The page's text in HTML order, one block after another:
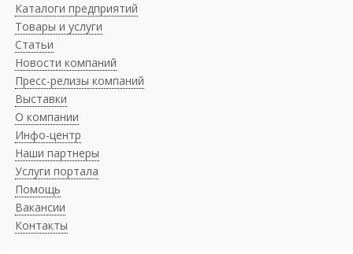
Каталоги предприятий
Товары и услуги
Статьи
Новости компаний
Пресс-релизы компаний
Выставки
О компании
Инфо-центр
Наши партнеры
Услуги портала
Помощь
Вакансии
Контакты